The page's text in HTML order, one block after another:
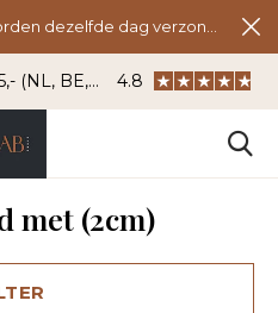
BE, DU) WhatsApp: 06 -
4.8
met (2cm)